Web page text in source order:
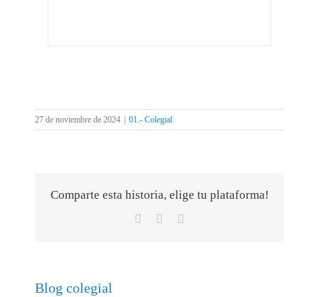
27 de noviembre de 2024 | 01.- Colegial
Comparte esta historia, elige tu plataforma!
Facebook
Blog colegial